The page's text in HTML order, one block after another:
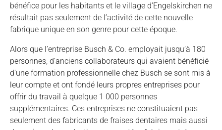
bénéfice pour les habitants et le village d’Engelskirchen ne
résultait pas seulement de l’activité de cette nouvelle
fabrique unique en son genre pour cette époque.
Alors que l’entreprise Busch & Co. employait jusqu’à 180
personnes, d’anciens collaborateurs qui avaient bénéficié
d’une formation professionnelle chez Busch se sont mis à
leur compte et ont fondé leurs propres entreprises pour
offrir du travail à quelque 1 000 personnes
supplémentaires. Ces entreprises ne constituaient pas
seulement des fabricants de fraises dentaires mais aussi